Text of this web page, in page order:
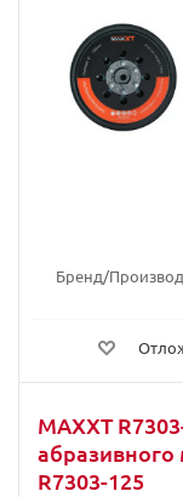
Бренд/
MAXXT
R7303-125